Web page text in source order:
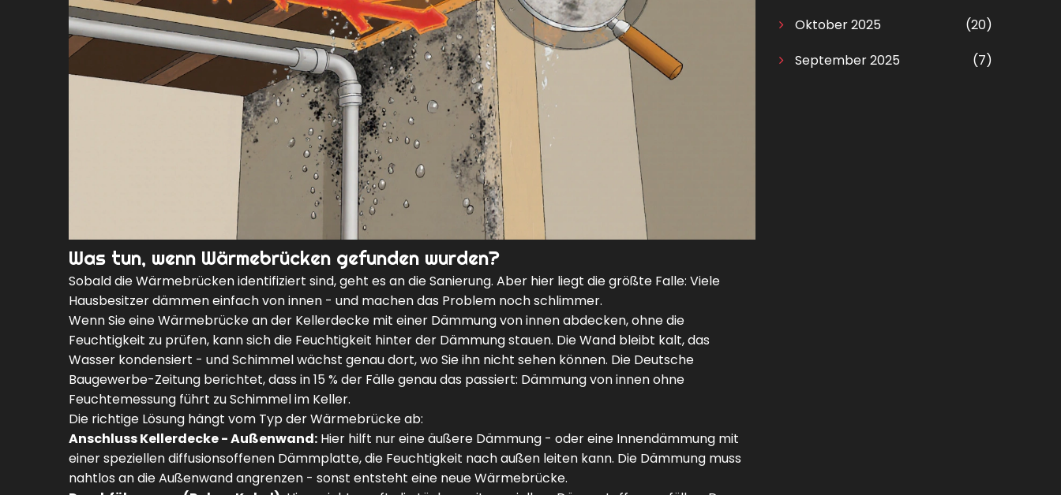
Was tun, wenn Wärmebrücken gefunden wurden?
Sobald die Wärmebrücken identifiziert sind, geht es an die Sanierung. Aber hier liegt die größte Falle: Viele
Hausbesitzer dämmen einfach von innen - und machen das Problem noch schlimmer.
Wenn Sie eine Wärmebrücke an der Kellerdecke mit einer Dämmung von innen abdecken, ohne die
Feuchtigkeit zu prüfen, kann sich die Feuchtigkeit hinter der Dämmung stauen. Die Wand bleibt kalt, das
Wasser kondensiert - und Schimmel wächst genau dort, wo Sie ihn nicht sehen können. Die Deutsche
Baugewerbe-Zeitung berichtet, dass in 15 % der Fälle genau das passiert: Dämmung von innen ohne
Feuchtemessung führt zu Schimmel im Keller.
Die richtige Lösung hängt vom Typ der Wärmebrücke ab:
Anschluss Kellerdecke - Außenwand: Hier hilft nur eine äußere Dämmung - oder eine Innendämmung mit
einer speziellen diffusionsoffenen Dämmplatte, die Feuchtigkeit nach außen leiten kann. Die Dämmung muss
nahtlos an die Außenwand angrenzen - sonst entsteht eine neue Wärmebrücke.
Oktober 2025
(20)
September 2025
(7)